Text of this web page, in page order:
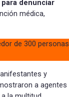
para denunciar
médica,
de 300 personas
y
a agentes